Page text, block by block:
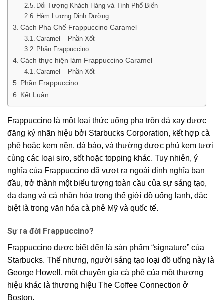
Đối Tượng Khách Hàng và Tính Phổ Biến
Hàm Lượng Dinh Dưỡng
Cách Pha Chế Frappuccino Caramel
Caramel – Phần Xốt
Phần Frappuccino
Cách thực hiện làm Frappuccino Caramel
Caramel – Phần Xốt
Phần Frappuccino
Kết Luận
Frappuccino là một loại thức uống pha trộn đá xay được
đăng ký nhãn hiệu bởi Starbucks Corporation, kết hợp cà
phê hoặc kem nền, đá bào, và thường được phủ kem tươi
cùng các loại siro, sốt hoặc topping khác. Tuy nhiên, ý
nghĩa của Frappuccino đã vượt ra ngoài định nghĩa ban
đầu, trở thành một biểu tượng toàn cầu của sự sáng tạo,
đa dạng và cá nhân hóa trong thế giới đồ uống lạnh, đặc
biệt là trong văn hóa cà phê Mỹ và quốc tế.
Sự ra đời Frappuccino?
Frappuccino được biết đến là sản phẩm “signature” của
Starbucks. Thế nhưng, người sáng tạo loại đồ uống này là
George Howell, một chuyên gia cà phê của một thương
hiệu khác là thương hiệu The Coffee Connection ở
Boston.